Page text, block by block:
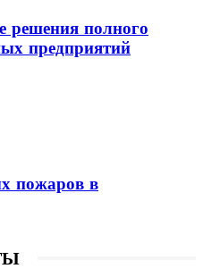
решения полного
предприятий
пожаров в